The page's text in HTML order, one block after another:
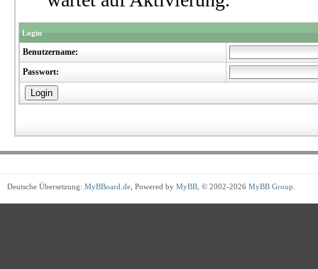
Login
Benutzername:
Passwort:
Deutsche Übersetzung: MyBBoard.de , Powered by MyBB , © 2002-2026 MyBB Group